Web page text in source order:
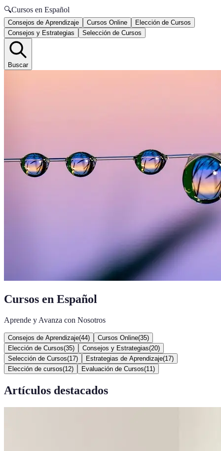
🔍Cursos en Español
Consejos de Aprendizaje Cursos Online
Elección de Cursos
Consejos y Estrategias
Selección de Cursos
Buscar
Cursos en Español
Aprende y Avanza con Nosotros
Consejos de Aprendizaje(44) Cursos Online(35)
Elección de Cursos(35) Consejos y Estrategias(20)
Selección de Cursos(17) Estrategias de Aprendizaje(17)
Elección de cursos(12) Evaluación de Cursos(11 )
Artículos destacados